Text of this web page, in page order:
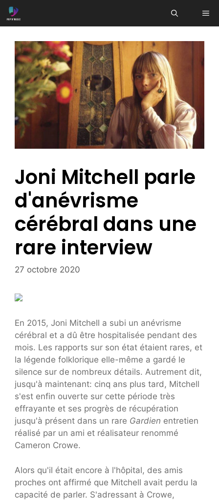
Aller
au
Joni Mitchell parle
d'anévrisme
cérébral dans une
rare interview
27 octobre 2020
En 2015, Joni Mitchell a subi un anévrisme
cérébral et a dû être hospitalisée pendant des
mois. Les rapports sur son état étaient rares, et
la légende folklorique elle-même a gardé le
silence sur de nombreux détails. Autrement dit,
jusqu'à maintenant: cinq ans plus tard, Mitchell
s'est enfin ouverte sur cette période très
effrayante et ses progrès de récupération
jusqu'à présent dans un rare Gardien entretien
réalisé par un ami et réalisateur renommé
Cameron Crowe.
Alors qu'il était encore à l'hôpital, des amis
proches ont affirmé que Mitchell avait perdu la
capacité de parler. S'adressant à Crowe,